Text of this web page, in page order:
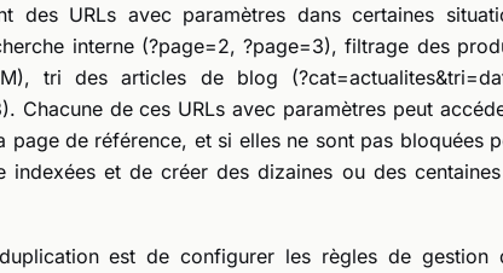
des URLs avec paramètres dans certaines
interne (?page=2, ?page=3), filtrage des
tri des articles de blog
Chacune de ces URLs avec paramètres peut
de référence, et si elles ne sont pas bloquées
indexées et de créer des dizaines ou des
est de configurer les règles de gestion